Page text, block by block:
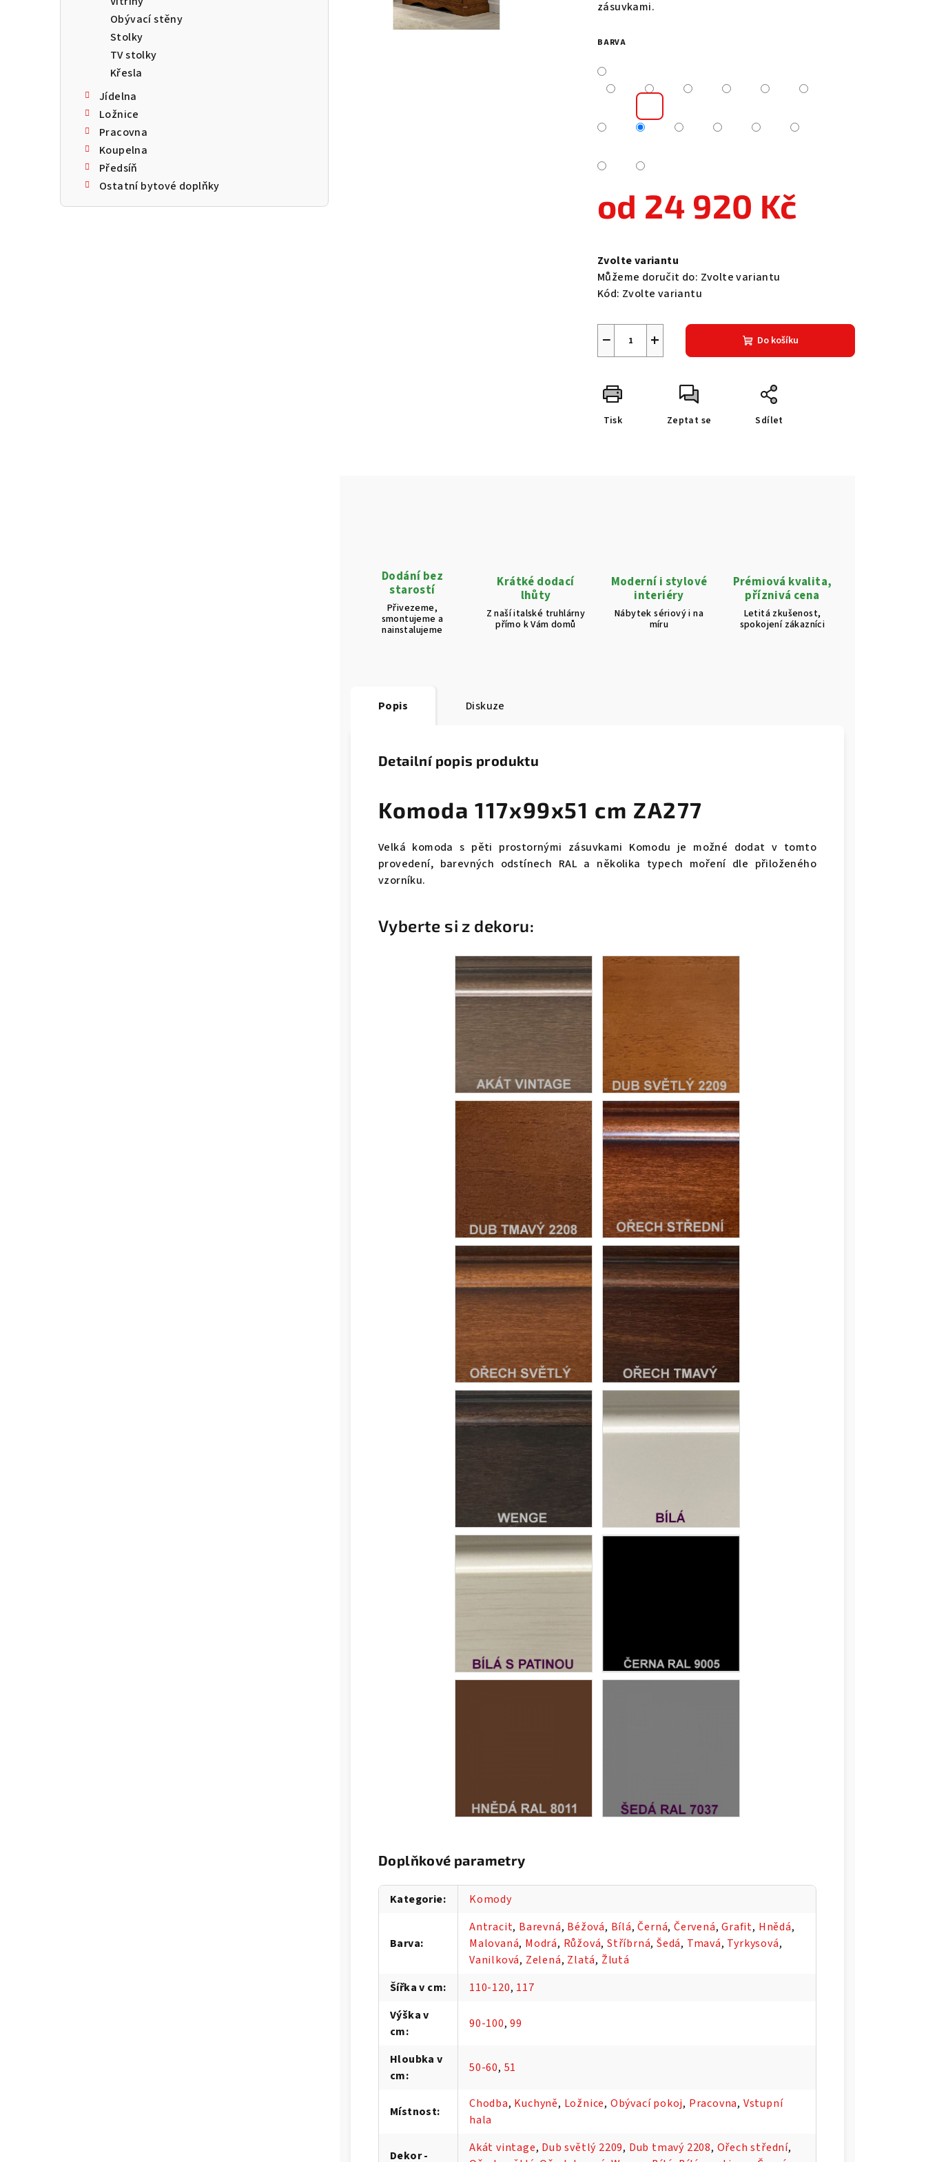
Obývací stěny
Stolky
TV stolky
Křesla
Jídelna
Ložnice
Pracovna
Koupelna
Předsíň
Ostatní bytové doplňky
hvězdiček.
zásuvkami.
BARVA
od 24 920 Kč
cena:
Zvolte variantu
Můžeme doručit do: Zvolte variantu
Kód: Zvolte variantu
+
− Do košíku
Tisk Zeptat se Sdílet
Dodání bez
starostí
Přivezeme,
smontujeme a
nainstalujeme
Krátké dodací
lhůty
Z naší italské truhlárny
přímo k Vám domů
Moderní i stylové
interiéry
Nábytek sériový i na
míru
Prémiová kvalita,
příznivá cena
Letitá zkušenost,
spokojení zákazníci
Popis Diskuze
Detailní popis produktu
Komoda 117x99x51 cm ZA277
Velká komoda s pěti prostornými zásuvkami Komodu je možné dodat v tomto
provedení, barevných odstínech RAL a několika typech moření dle přiloženého
vzorníku.
Vyberte si z dekoru:
Doplňkové parametry
Kategorie: Komody
Barva:
Antracit, Barevná, Béžová, Bílá,Černá,Červená,Grafit, Hnědá,
Malovaná, Modrá, Růžová,Stříbrná,Šedá, Tmavá, Tyrkysová,
Vanilková, Zelená, Zlatá, Žlutá
Šířka v cm: 110-120, 117
Výška v
cm:
90-100,99
Hloubka v
cm:
50-60, 51
Místnost:
Chodba, Kuchyně, Ložnice, Obývací pokoj, Pracovna, Vstupní
hala
Dekor -
Akát vintage, Dub světlý 2209, Dub tmavý 2208, Ořech střední,